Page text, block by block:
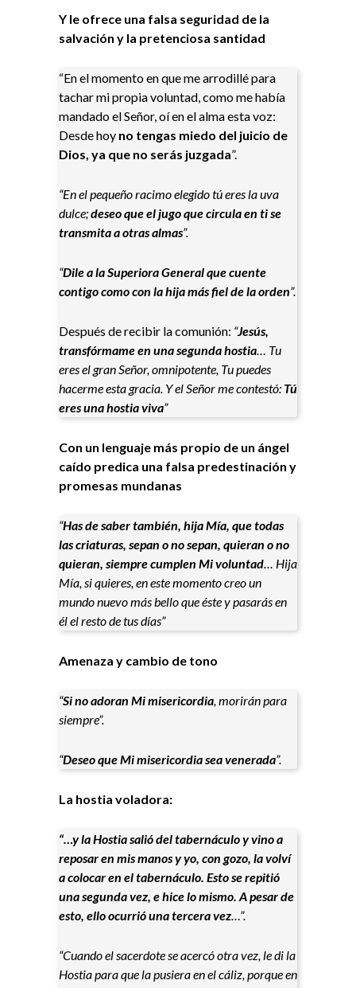
Y le ofrece una falsa seguridad de la
salvación y la pretenciosa santidad
“En el momento en que me arrodillé para
tachar mi propia voluntad, como me había
mandado el Señor, oí en el alma esta voz:
Desde hoy no tengas miedo del juicio de
Dios, ya que no serás juzgada”.
“En el pequeño racimo elegido tú eres la uva
dulce;deseo que el jugo que circula en ti se
transmita a otras almas”.
“Dile a la Superiora General que cuente
contigo como con la hija más fiel de la orden”.
Después de recibir la comunión: “Jesús,
transfórmame en una segunda hostia… Tu
eres el gran Señor, omnipotente, Tu puedes
hacerme esta gracia. Y el Señor me contestó: Tú
eres una hostia viva”
Con un lenguaje más propio de un ángel
caído predica una falsa predestinación y
promesas mundanas
“Has de saber también, hija Mía, que todas
las criaturas, sepan o no sepan, quieran o no
quieran, siempre cumplen Mi voluntad… Hija
Mía, si quieres, en este momento creo un
mundo nuevo más bello que éste y pasarás en
él el resto de tus días”
Amenaza y cambio de tono
“Si no adoran Mi misericordia, morirán para
siempre”.
“Deseo que Mi misericordia sea venerada”.
La hostia voladora:
“…y la Hostia salió del tabernáculo y vino a
reposar en mis manos y yo, con gozo, la volví
a colocar en el tabernáculo. Esto se repitió
una segunda vez, e hice lo mismo. A pesar de
esto, ello ocurrió una tercera vez…”.
“Cuando el sacerdote se acercó otra vez, le di la
Hostia para que la pusiera en el cáliz, porque en